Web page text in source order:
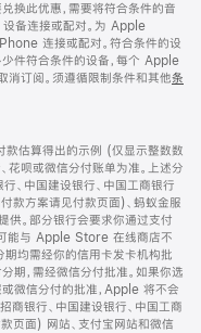
换此优惠，需要将符合条件的音
备连接或配对。为 Apple
连接或配对。符合条件的设
件符合条件的设备，每个 Apple
消订阅。须遵循限制条件和其他条
款估算得出的示例 (仅显示整数数
花呗或微信分付账单为准。上述分
、中国建设银行、中国工商银行
款方案请见付款页面)、蚂蚁金服
。部分银行会要求你通过支付
能与 Apple Store 在线商店不
均需经你的信用卡发卡机构批
期，需经微信分付批准。如果你选
微信分付的批准，Apple 将不会
商银行、中国建设银行、中国工商
页面) 网站、支付宝网站和微信